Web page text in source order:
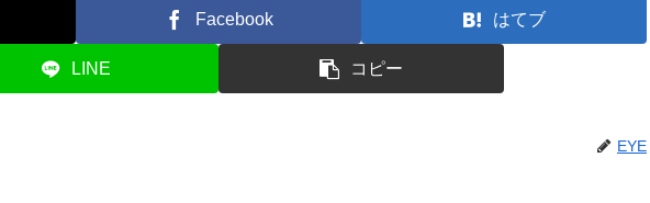
Facebook はてブ
LINE コピー
EYE